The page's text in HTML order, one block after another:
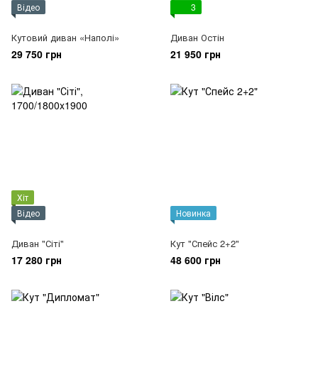
Відео
Кутовий диван «Наполі»
29 750 грн
3
Диван Остін
21 950 грн
Хіт
Відео
Диван "Сіті"
17 280 грн
Новинка
Кут "Спейс 2+2"
48 600 грн